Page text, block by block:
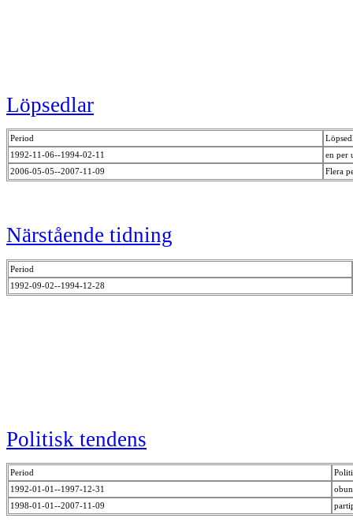
Löpsedlar
Period
1992-11-06--1994-02-11
en per
2006-05-05--2007-11-09
Flera
Närstående tidning
Period
1992-09-02--1994-12-28
Politisk tendens
Period
1992-01-01--1997-12-31
1998-01-01--2007-11-09